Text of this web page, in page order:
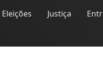
Eleições Justiça